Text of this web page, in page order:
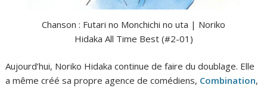
Chanson : Futari no Monchichi no uta | Noriko
Hidaka All Time Best (#2-01)
Aujourd’hui, Noriko Hidaka continue de faire du doublage. Elle
a même créé sa propre agence de comédiens, Combination,